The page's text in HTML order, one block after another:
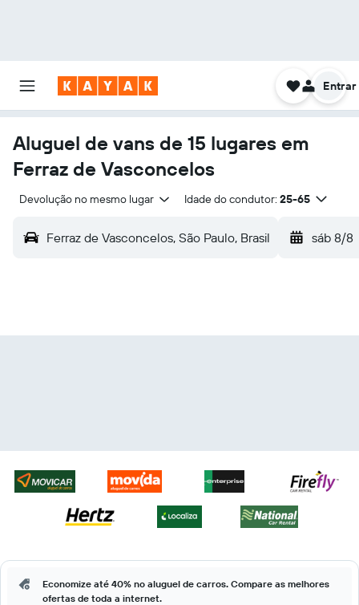
Entrar
Aluguel de vans de 15 lugares em
Ferraz de Vasconcelos
Devolução no mesmo lugar Idade do condutor: 25-65
Ferraz de Vasconcelos, São Paulo, Brasil sáb 8/8
Economize até 40% no aluguel de carros. Compare as melhores
ofertas de toda a internet.